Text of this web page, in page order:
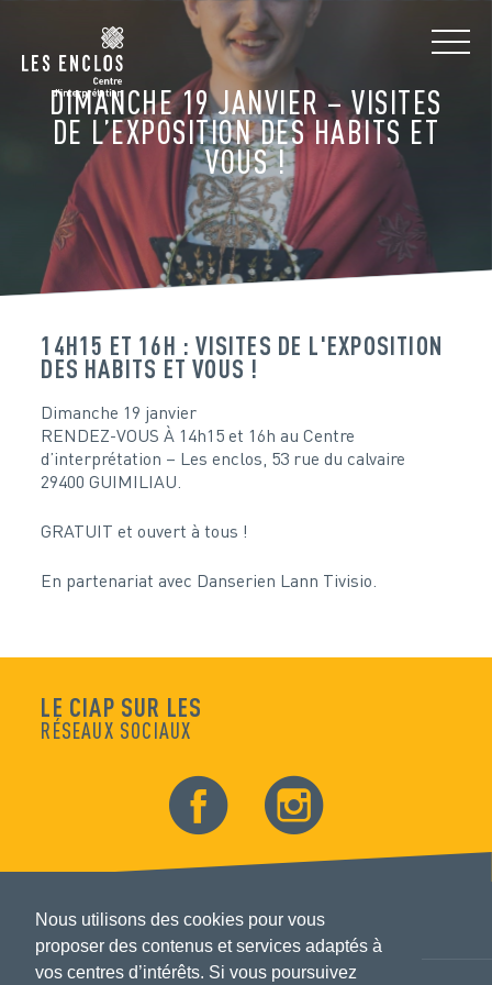
Nous utilisons des cookies pour vous
proposer des contenus et services adaptés à
vos centres d’intérêts. Si vous poursuivez
DIMANCHE 19 JANVIER – VISITES
DE L’EXPOSITION DES HABITS ET
VOUS !
14H15 ET 16H : VISITES DE L'EXPOSITION
DES HABITS ET VOUS !
Dimanche 19 janvier
RENDEZ-VOUS À 14h15 et 16h au Centre
d’interprétation – Les enclos, 53 rue du calvaire
29400 GUIMILIAU.
GRATUIT et ouvert à tous !
En partenariat avec Danserien Lann Tivisio.
LE CIAP SUR LES
RÉSEAUX SOCIAUX